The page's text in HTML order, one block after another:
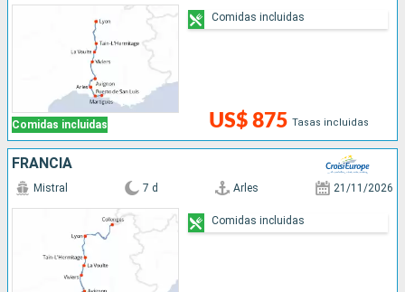
Comidas incluidas US$ 875 Tasas incluidas
Comidas incluidas
FRANCIA
Mistral 7 d Arles 21/11/2026
Comidas incluidas